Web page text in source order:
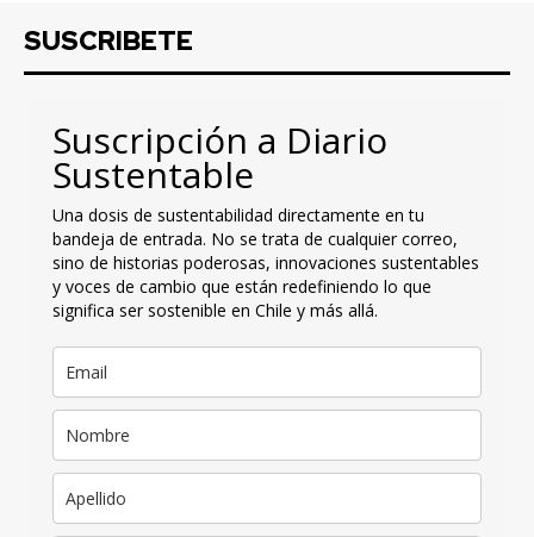
SUSCRIBETE
Suscripción a Diario
Sustentable
Una dosis de sustentabilidad directamente en tu
bandeja de entrada. No se trata de cualquier correo,
sino de historias poderosas, innovaciones sustentables
y voces de cambio que están redefiniendo lo que
significa ser sostenible en Chile y más allá.